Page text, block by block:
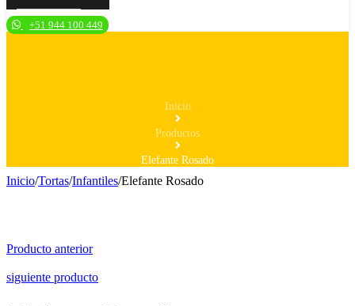
+51 944 100 449
Inicio
Productos
Elefante Rosado
Inicio/Tortas/Infantiles/Elefante Rosado
Producto anterior
siguiente producto